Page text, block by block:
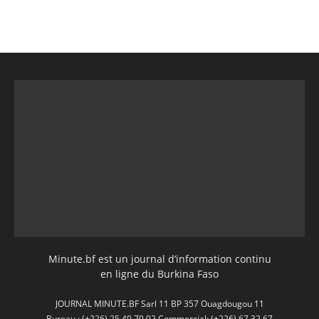
Minute.bf est un journal d’information continu
en ligne du Burkina Faso
JOURNAL MINUTE.BF Sarl 11 BP 357 Ouagdougou 11